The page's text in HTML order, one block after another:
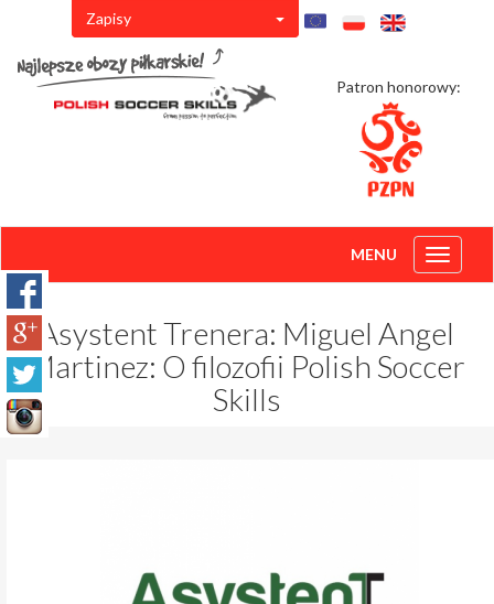
Zapisy
Patron honorowy:
Toggle
MENU
Asystent Trenera: Miguel Angel
Martinez: O filozofii Polish Soccer
Skills